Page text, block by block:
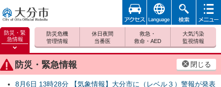
大分市
防災・緊
急情報
防災緊
急情報
を開く
防災・緊急情報 閉じる
8月6日 13時28分 【気象情報】大分市に（レベル３）警報が発表
防災危機
管理情報
休日夜間
当番医
救急・
救命・AED
大気汚染
監視情報
アクセ
ス
foreign 検索
メニュ